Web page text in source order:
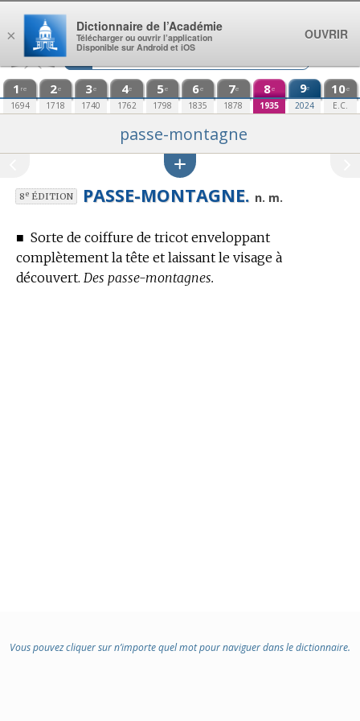
Aller au contenu
1 re
1694
2e
1718
3e
1740
4e
1762
5e
1798
6e
1835
7e
1878
8e
1935
9e
2024
10e
E.C.
passe-montagne
8eÉDITION PASSE-MONTAGNE. n. m.
■ Sorte de coiffure de tricot enveloppant
complètement la tête et laissant le visage à
découvert. Des passe-montagnes.
Vous pouvez cliquer sur n’importe quel mot pour naviguer dans le dictionnaire.
×
Dictionnaire de l’Académie
Télécharger ou ouvrir l’application
Disponible sur Android et iOS
OUVRIR